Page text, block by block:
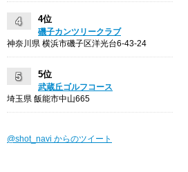
4位
磯子カンツリークラブ
神奈川県 横浜市磯子区洋光台6-43-24
5位
武蔵丘ゴルフコース
埼玉県 飯能市中山665
@shot_navi からのツイート